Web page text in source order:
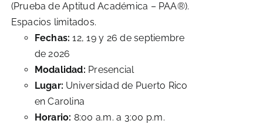
(Prueba de Aptitud Académica – PAA®).
Espacios limitados.
Fechas:12, 19 y 26 de septiembre
de 2026
Modalidad: Presencial
Lugar: Universidad de Puerto Rico
en Carolina
Horario: 8:00 a.m. a 3:00 p.m.